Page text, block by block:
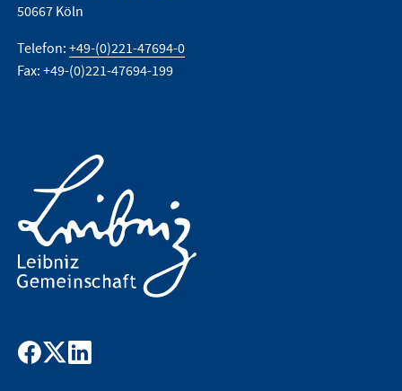
50667 Köln
Telefon:+49-(0)221-47694-0
Fax: +49-(0)221-47694-199